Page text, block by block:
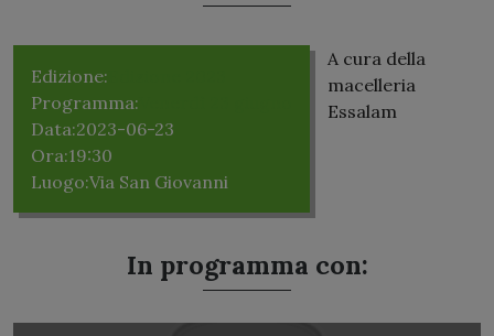
Edizione:
Programma:
Data:2023-06-23
Ora:19:30
Luogo:Via San Giovanni
A cura della
macelleria
Essalam
In programma con: